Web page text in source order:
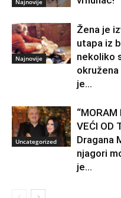
Najnovije
Žena je
utapa iz
nekoliko
je...
Uncategorized
VEĆI OD
Dragana
njagori
je...